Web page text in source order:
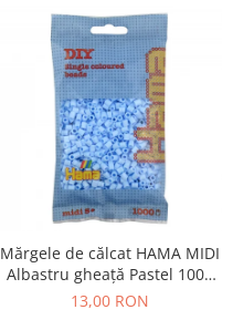
Mărgele de călcat HAMA MIDI
Albastru gheață Pastel 1000
buc în punguliță
13,00 RON